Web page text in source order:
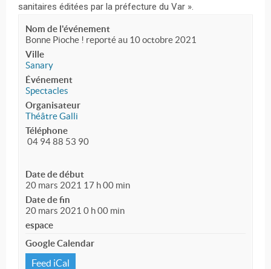
sanitaires éditées par la préfecture du Var ».
Nom de l'événement
Bonne Pioche ! reporté au 10 octobre 2021
Ville
Sanary
Événement
Spectacles
Organisateur
Théâtre Galli
Téléphone
04 94 88 53 90
Date de début
20 mars 2021 17 h 00 min
Date de fin
20 mars 2021 0 h 00 min
espace
Google Calendar
Feed iCal